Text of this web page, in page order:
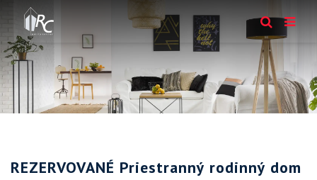
REZERVOVANÉ Priestranný rodinný dom